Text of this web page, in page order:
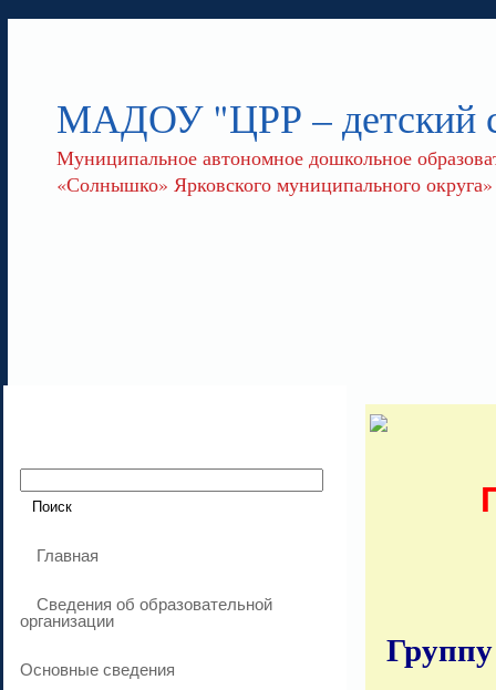
МАДОУ "ЦРР –
Муниципальное автономное дошкольное
«Солнышко» Ярковского муниципального округа»
Главная
Сведения об образовательной
организации
Основные сведения
Группу